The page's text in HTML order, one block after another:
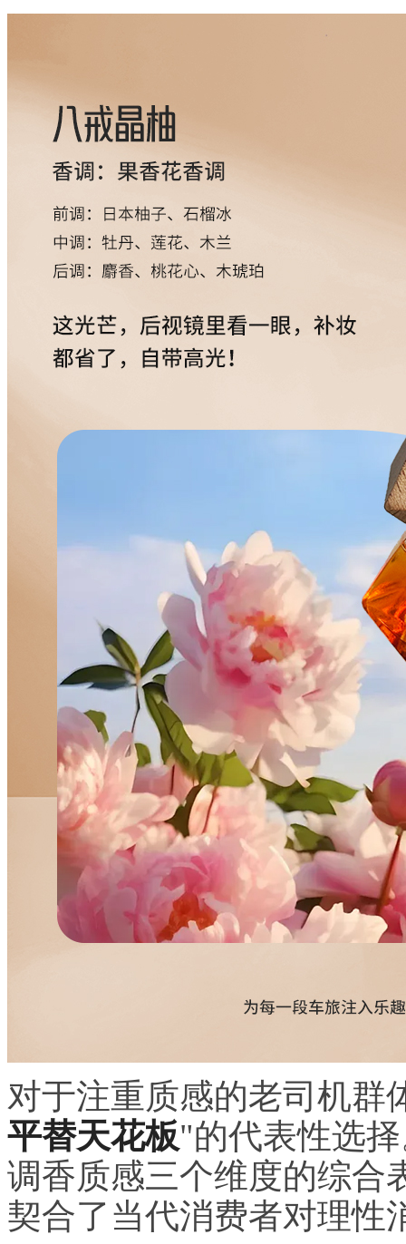
对于注重质感的老司机群
平替天花板"的代表性选
调香质感三个维度的综合
契合了当代消费者对理性